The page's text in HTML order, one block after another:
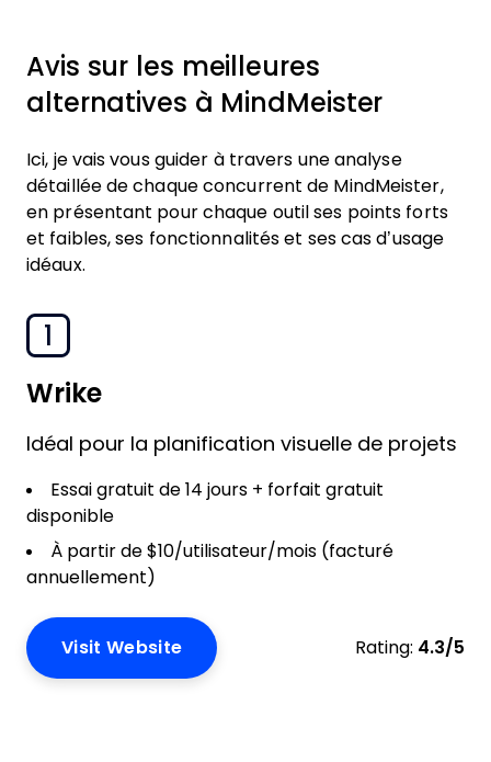
Avis sur les meilleures
alternatives à MindMeister
Ici, je vais vous guider à travers une analyse
détaillée de chaque concurrent de MindMeister,
en présentant pour chaque outil ses points forts
et faibles, ses fonctionnalités et ses cas d’usage
idéaux.
1
Wrike
Idéal pour la planification visuelle de projets
Essai gratuit de 14 jours + forfait gratuit
disponible
À partir de $10/utilisateur/mois (facturé
annuellement)
Visit Website Rating: 4.3/5